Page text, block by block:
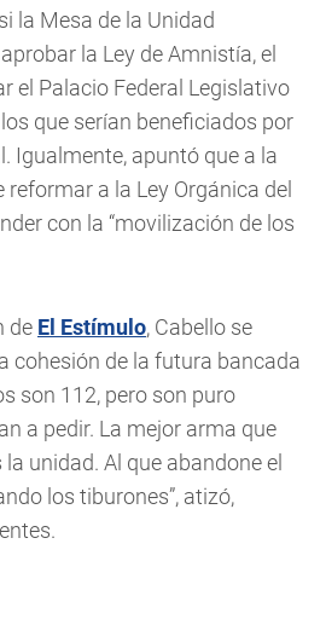
la Mesa de la Unidad
la Ley de Amnistía, el
el Palacio Federal Legislativo
que serían beneficiados por
Igualmente, apuntó que a la
a la Ley Orgánica del
con la “movilización de los
de El Estímulo, Cabello se
cohesión de la futura bancada
son 112, pero son puro
a pedir. La mejor arma que
unidad. Al que abandone el
los tiburones”, atizó,